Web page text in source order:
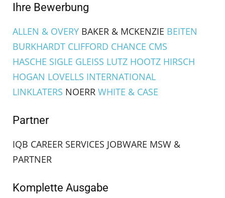
Ihre Bewerbung
ALLEN & OVERY BAKER & MCKENZIE BEITEN
BURKHARDT CLIFFORD CHANCE CMS
HASCHE SIGLE GLEISS LUTZ HOOTZ HIRSCH
HOGAN LOVELLS INTERNATIONAL
LINKLATERS NOERR WHITE & CASE
Partner
IQB CAREER SERVICES JOBWARE MSW &
PARTNER
Komplette Ausgabe